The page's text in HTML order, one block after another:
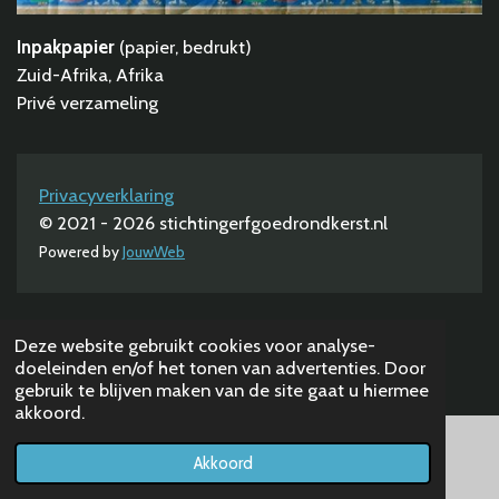
Deze website gebruikt cookies voor analyse-
doeleinden en/of het tonen van advertenties. Door
gebruik te blijven maken van de site gaat u hiermee
akkoord.
Akkoord
Inpakpapier (papier, bedrukt)
Zuid-Afrika, Afrika
Privé verzameling
Privacyverklaring
© 2021 - 2026 stichtingerfgoedrondkerst.nl
Powered byJouwWeb
Telefoonnummer